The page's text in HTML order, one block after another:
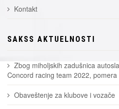
Kontakt
SAKSS AKTUELNOSTI
Zbog miholjskih zadušnica
Concord racing team 2022,
Obaveštenje za klubove i vozače